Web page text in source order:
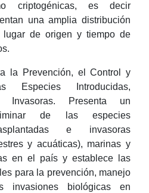
criptogénicas, es decir
una amplia distribución
lugar de origen y tiempo de
la Prevención, el Control y
Introducidas,
Invasoras. Presenta un
de las especies
e invasoras
y acuáticas), marinas y
en el país y establece las
para la prevención, manejo
biológicas en